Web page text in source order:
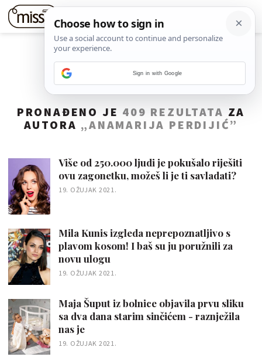
PRONAĐENO JE 409 REZULTATA ZA
AUTORA „ANAMARIJA PERDIJIĆ”
Više od 250.000 ljudi je pokušalo riješiti
ovu zagonetku, možeš li je ti savladati?
19. OŽUJAK 2021.
Mila Kunis izgleda neprepoznatljivo s
plavom kosom! I baš su ju poružnili za
novu ulogu
19. OŽUJAK 2021.
Maja Šuput iz bolnice objavila prvu sliku
sa dva dana starim sinčićem - raznježila
nas je
19. OŽUJAK 2021.
Sign in with Google